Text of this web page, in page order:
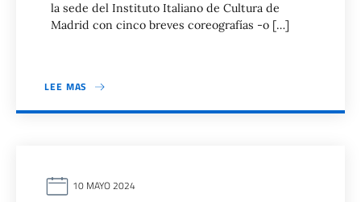
la sede del Instituto Italiano de Cultura de
Madrid con cinco breves coreografías -o […]
LEE MAS
10 MAYO 2024